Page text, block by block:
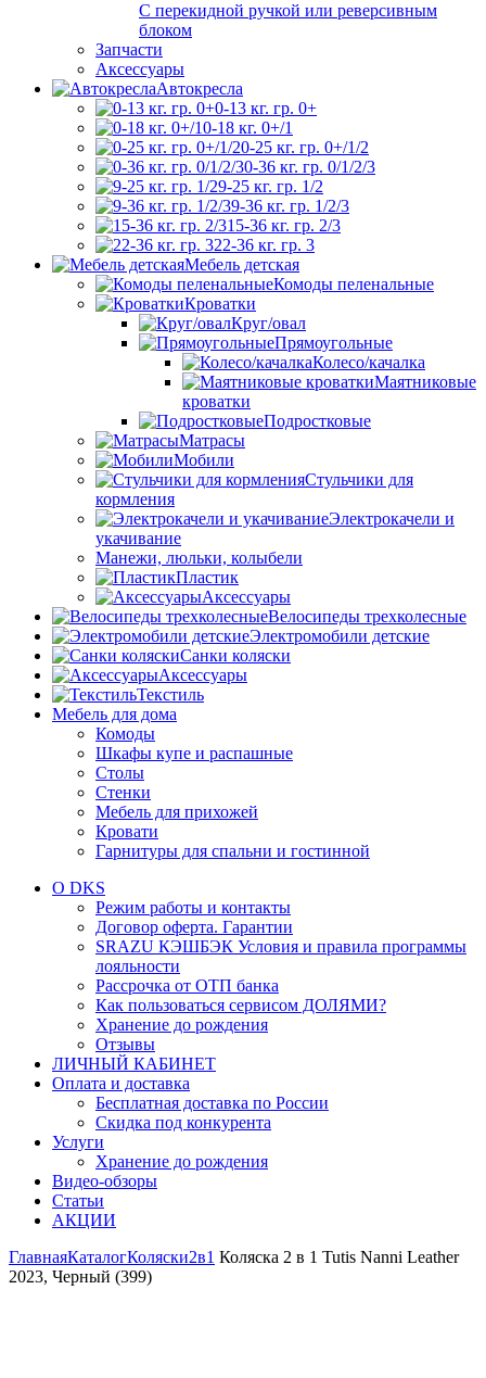
С перекидной ручкой или реверсивным
блоком
Запчасти
Аксессуары
Автокресла
0-13 кг. гр. 0+
0-18 кг. 0+/1
0-25 кг. гр. 0+/1/2
0-36 кг. гр. 0/1/2/3
9-25 кг. гр. 1/2
9-36 кг. гр. 1/2/3
15-36 кг. гр. 2/3
22-36 кг. гр. 3
Мебель детская
Комоды пеленальные
Кроватки
Круг/овал
Прямоугольные
Колесо/качалка
Маятниковые
кроватки
Подростковые
Матрасы
Мобили
Стульчики для
кормления
Электрокачели и
укачивание
Манежи, люльки, колыбели
Пластик
Аксессуары
Велосипеды трехколесные
Электромобили детские
Санки коляски
Аксессуары
Текстиль
Мебель для дома
Комоды
Шкафы купе и распашные
Столы
Стенки
Мебель для прихожей
Кровати
Гарнитуры для спальни и гостинной
О DKS
Режим работы и контакты
Договор оферта. Гарантии
SRAZU КЭШБЭК Условия и правила программы
лояльности
Рассрочка от ОТП банка
Как пользоваться сервисом ДОЛЯМИ?
Хранение до рождения
Отзывы
ЛИЧНЫЙ КАБИНЕТ
Оплата и доставка
Бесплатная доставка по России
Скидка под конкурента
Услуги
Хранение до рождения
Видео-обзоры
Статьи
АКЦИИ
ГлавнаяКаталогКоляски2в1 Коляска 2 в 1 Tutis Nanni Leather
2023, Черный (399)